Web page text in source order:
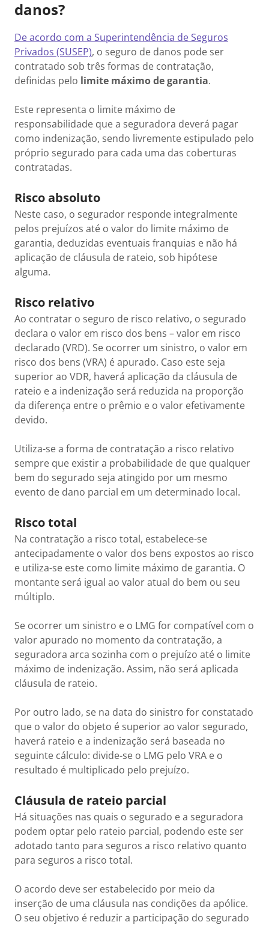
danos?
De acordo com a Superintendência de Seguros
Privados (SUSEP), o seguro de danos pode ser
contratado sob três formas de contratação,
definidas pelo limite máximo de garantia.
Este representa o limite máximo de
responsabilidade que a seguradora deverá pagar
como indenização, sendo livremente estipulado pelo
próprio segurado para cada uma das coberturas
contratadas.
Risco absoluto
Neste caso, o segurador responde integralmente
pelos prejuízos até o valor do limite máximo de
garantia, deduzidas eventuais franquias e não há
aplicação de cláusula de rateio, sob hipótese
alguma.
Risco relativo
Ao contratar o seguro de risco relativo, o segurado
declara o valor em risco dos bens – valor em risco
declarado (VRD). Se ocorrer um sinistro, o valor em
risco dos bens (VRA) é apurado. Caso este seja
superior ao VDR, haverá aplicação da cláusula de
rateio e a indenização será reduzida na proporção
da diferença entre o prêmio e o valor efetivamente
devido.
Utiliza-se a forma de contratação a risco relativo
sempre que existir a probabilidade de que qualquer
bem do segurado seja atingido por um mesmo
evento de dano parcial em um determinado local.
Risco total
Na contratação a risco total, estabelece-se
antecipadamente o valor dos bens expostos ao risco
e utiliza-se este como limite máximo de garantia. O
montante será igual ao valor atual do bem ou seu
múltiplo.
Se ocorrer um sinistro e o LMG for compatível com o
valor apurado no momento da contratação, a
seguradora arca sozinha com o prejuízo até o limite
máximo de indenização. Assim, não será aplicada
cláusula de rateio.
Por outro lado, se na data do sinistro for constatado
que o valor do objeto é superior ao valor segurado,
haverá rateio e a indenização será baseada no
seguinte cálculo: divide-se o LMG pelo VRA e o
resultado é multiplicado pelo prejuízo.
Cláusula de rateio parcial
Há situações nas quais o segurado e a seguradora
podem optar pelo rateio parcial, podendo este ser
adotado tanto para seguros a risco relativo quanto
para seguros a risco total.
O acordo deve ser estabelecido por meio da
inserção de uma cláusula nas condições da apólice.
O seu objetivo é reduzir a participação do segurado